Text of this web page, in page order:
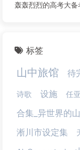
轰轰烈烈的高考大备
标签
山中旅馆 待
诗歌 设施 任
合集_异世界的
淅川市设定集